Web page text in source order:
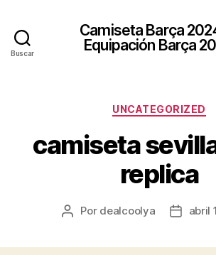
Buscar
Camiseta Barça
Equipación Barça
Categorías
UNCATEGORIZED
camiseta
replica
Autor
Por dealcoolya
Fecha
abril